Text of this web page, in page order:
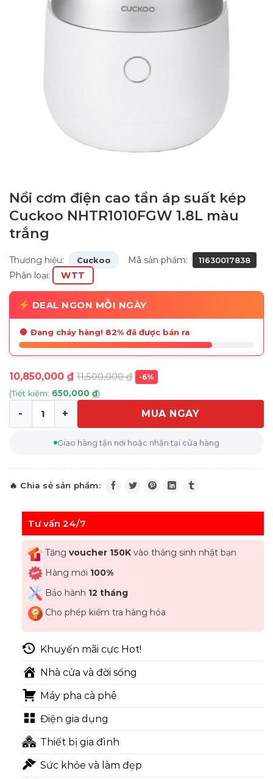
Nồi cơm điện cao tần áp suất kép
Cuckoo NHTR1010FGW 1.8L màu
trắng
Thương hiệu: Cuckoo Mã sản phẩm: 11630017838
Phân loại: WTT
DEAL NGON MỖI NGÀY
Đang cháy hàng! 82% đã được bán ra
10,850,000 ₫ 11,500,000₫ -6%
(Tiết kiệm: 650,000 ₫)
Nồi cơm điện cao tần áp suất kép Cuckoo
MUA NGAY
Giao hàng tận nơi hoặc nhận tại cửa hàng
Tư vấn 24/7
Tặng voucher 150Kvào tháng sinh nhật bạn
Hàng mới 100%
Bảo hành 12 tháng
Cho phép kiểm tra hàng hóa
Khuyến mãi cực Hot!
Nhà cửa và đời sống
Máy pha cà phê
Điện gia dụng
Thiết bị gia đình
Sức khỏe và làm đẹp